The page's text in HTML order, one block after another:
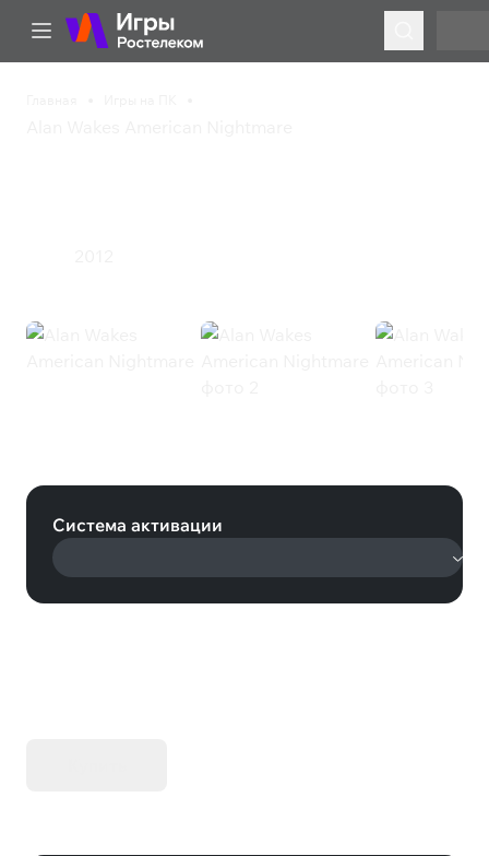
Система активации